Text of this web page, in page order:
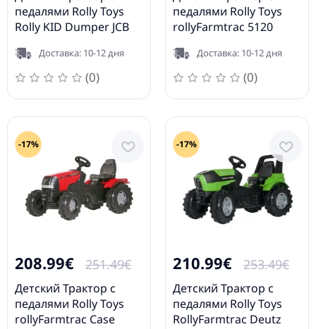
педалями Rolly Toys
Rolly KID Dumper JCB
Доставка: 10-12 дня
(0)
педалями Rolly Toys
rollyFarmtrac 5120
Доставка: 10-12 дня
(0)
-17%
208.99€ 251.49€
Детский Трактор с
педалями Rolly Toys
rollyFarmtrac Case
-17%
210.99€ 253.49€
Детский Трактор с
педалями Rolly Toys
RollyFarmtrac Deutz